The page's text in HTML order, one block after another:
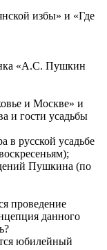
избы» и «Где
«А.С. Пушкин
и Москве» и
и гости усадьбы
в русской усадьбе
Пушкина (по
проведение
данного
юбилейный